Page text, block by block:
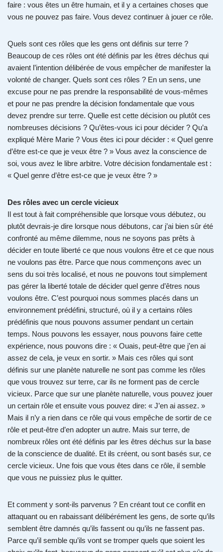
faire : vous êtes un être humain, et il y a certaines choses que
vous ne pouvez pas faire. Vous devez continuer à jouer ce rôle.
Quels sont ces rôles que les gens ont définis sur terre ?
Beaucoup de ces rôles ont été définis par les êtres déchus qui
avaient l’intention délibérée de vous empêcher de manifester la
volonté de changer. Quels sont ces rôles ? En un sens, une
excuse pour ne pas prendre la responsabilité de vous-mêmes
et pour ne pas prendre la décision fondamentale que vous
devez prendre sur terre. Quelle est cette décision ou plutôt ces
nombreuses décisions ? Qu’êtes-vous ici pour décider ? Qu’a
expliqué Mère Marie ? Vous êtes ici pour décider : « Quel genre
d’être est-ce que je veux être ? » Vous avez la conscience de
soi, vous avez le libre arbitre. Votre décision fondamentale est :
« Quel genre d’être est-ce que je veux être ? »
Des rôles avec un cercle vicieux
Il est tout à fait compréhensible que lorsque vous débutez, ou
plutôt devrais-je dire lorsque nous débutons, car j’ai bien sûr été
confronté au même dilemme, nous ne soyons pas prêts à
décider en toute liberté ce que nous voulons être et ce que nous
ne voulons pas être. Parce que nous commençons avec un
sens du soi très localisé, et nous ne pouvons tout simplement
pas gérer la liberté totale de décider quel genre d’êtres nous
voulons être. C’est pourquoi nous sommes placés dans un
environnement prédéfini, structuré, où il y a certains rôles
prédéfinis que nous pouvons assumer pendant un certain
temps. Nous pouvons les essayer, nous pouvons faire cette
expérience, nous pouvons dire : « Ouais, peut-être que j’en ai
assez de cela, je veux en sortir. » Mais ces rôles qui sont
définis sur une planète naturelle ne sont pas comme les rôles
que vous trouvez sur terre, car ils ne forment pas de cercle
vicieux. Parce que sur une planète naturelle, vous pouvez jouer
un certain rôle et ensuite vous pouvez dire: « J’en ai assez. »
Mais il n’y a rien dans ce rôle qui vous empêche de sortir de ce
rôle et peut-être d’en adopter un autre. Mais sur terre, de
nombreux rôles ont été définis par les êtres déchus sur la base
de la conscience de dualité. Et ils créent, ou sont basés sur, ce
cercle vicieux. Une fois que vous êtes dans ce rôle, il semble
que vous ne puissiez plus le quitter.
Et comment y sont-ils parvenus ? En créant tout ce conflit en
attaquant ou en rabaissant délibérément les gens, de sorte qu’ils
semblent être damnés qu’ils fassent ou qu’ils ne fassent pas.
Parce qu’il semble qu’ils vont se tromper quels que soient les